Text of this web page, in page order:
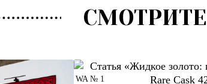
WA № 1